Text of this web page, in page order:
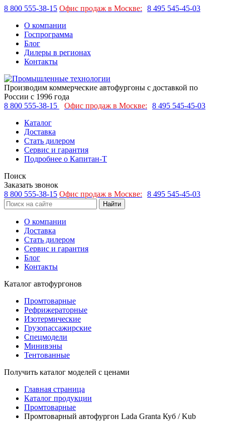
8 800 555-38-15 Офис продаж в Москве:
8 495 545-45-03
О компании
Госпрограмма
Блог
Дилеры в регионах
Контакты
Производим коммерческие автофургоны с доставкой по
России с 1996 года
8 800 555-38-15
Офис продаж в Москве:
8 495 545-45-03
Каталог
Доставка
Стать дилером
Сервис и гарантия
Подробнее о Капитан-Т
Поиск
Заказать звонок
8 800 555-38-15 Офис продаж в Москве: 8 495 545-45-03
Найти
О компании
Доставка
Стать дилером
Сервис и гарантия
Блог
Контакты
Каталог автофургонов
Промтоварные
Рефрижераторные
Изотермические
Грузопассажирские
Спецмодели
Минивэны
Тентованные
Получить каталог моделей с ценами
Главная страница
Каталог продукции
Промтоварные
Промтоварный автофургон Lada Granta Куб / Kub